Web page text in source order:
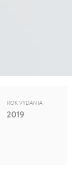
ROK VYDANIA
2019